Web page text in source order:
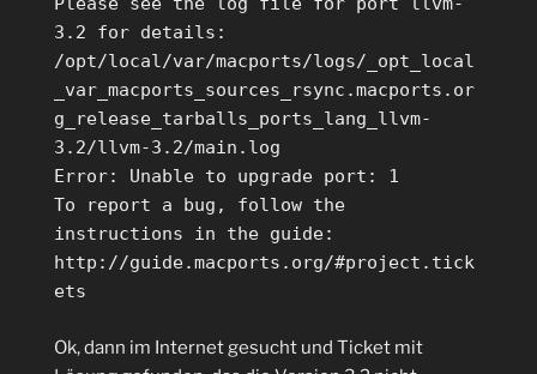
3.2 for details:
/opt/local/var/macports/logs/_opt_local
_var_macports_sources_rsync.macports.or
g_release_tarballs_ports_lang_llvm-
3.2/llvm-3.2/main.log
Error: Unable to upgrade port: 1
To report a bug, follow the
instructions in the guide:
http://guide.macports.org/#project.tick
ets
Ok, dann im Internet gesucht und Ticket mit